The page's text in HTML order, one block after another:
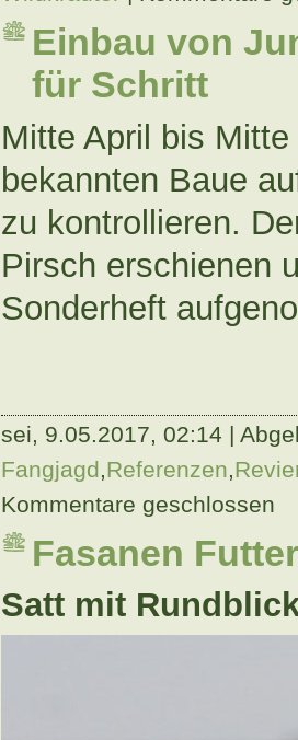
Einbau von
für Schritt
Mitte April bis
bekannten Baue
zu kontrollieren.
Pirsch erschienen
Sonderheft
sei, 9.05.2017, 02:14 |
Fangjagd,Referenzen,
Kommentare geschlossen
Fasanen
Satt mit